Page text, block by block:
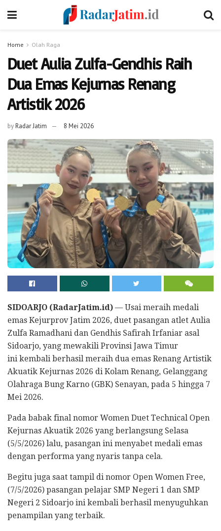
Home Olah Raga
Duet Aulia Zulfa-Gendhis Raih
Dua Emas Kejurnas Renang
Artistik 2026
byRadar Jatim 8 Mei 2026
SIDOARJO (RadarJatim.id) — Usai meraih medali
emas Kejurprov Jatim 2026, duet pasangan atlet Aulia
Zulfa Ramadhani dan Gendhis Safirah Irfaniar asal
Sidoarjo, yang mewakili Provinsi Jawa Timur
ini kembali berhasil meraih dua emas Renang Artistik
Akuatik Kejurnas 2026 di Kolam Renang, Gelanggang
Olahraga Bung Karno (GBK) Senayan, pada 5 hingga 7
Mei 2026.
Pada babak final nomor Women Duet Technical Open
Kejurnas Akuatik 2026 yang berlangsung Selasa
(5/5/2026) lalu, pasangan ini menyabet medali emas
dengan performa yang nyaris tanpa cela.
Begitu juga saat tampil di nomor Open Women Free,
(7/5/2026) pasangan pelajar SMP Negeri 1 dan SMP
Negeri 2 Sidoarjo ini kembali berhasil menyuguhkan
penampilan yang terbaik.